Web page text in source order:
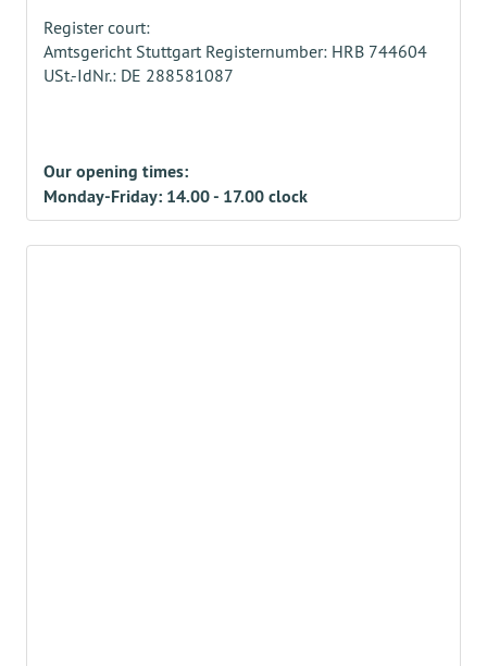
Register court:
Amtsgericht Stuttgart Registernumber: HRB 744604
USt.-IdNr.: DE 288581087
Our opening times:
Monday-Friday: 14.00 - 17.00 clock